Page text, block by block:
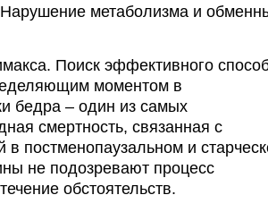
метаболизма и
Поиск эффективного
моментом в
бедра – один из самых
смертность, связанная с
в постменопаузальном и
не подозревают процесс
обстоятельств.